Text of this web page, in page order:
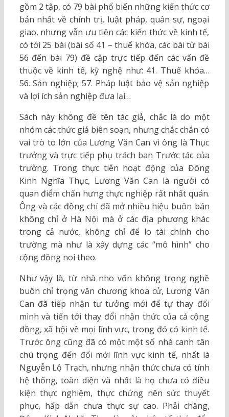
gồm 2 tập, có 79 bài phổ biến những kiến thức cơ
bản nhất về chính trị, luật pháp, quân sự, ngoại
giao, nhưng vẫn ưu tiên các kiến thức về kinh tế,
có tới 25 bài (bài số 41 – thuế khóa, các bài từ bài
56 đến bài 79) đề cập trực tiếp đến các vấn đề
thuộc về kinh tế, kỹ nghệ như: 41. Thuế khóa…
56. Sản nghiệp; 57. Pháp luật bảo vệ sản nghiệp
và lợi ích sản nghiệp đưa lại…
Sách này không đề tên tác giả, chắc là do một
nhóm các thức giả biên soạn, nhưng chắc chắn có
vai trò to lớn của Lương Văn Can vì ông là Thục
trưởng và trực tiếp phụ trách ban Trước tác của
trường. Trong thực tiễn hoạt động của Đông
Kinh Nghĩa Thục, Lương Văn Can là người có
quan điểm chấn hưng thực nghiệp rất nhất quán.
Ông và các đồng chí đã mở nhiều hiệu buôn bán
không chỉ ở Hà Nội mà ở các địa phương khác
trong cả nước, không chỉ để lo tài chính cho
trường mà như là xây dựng các “mô hình” cho
cộng đồng noi theo.
Như vậy là, từ nhà nho vốn không trọng nghề
buôn chỉ trọng văn chương khoa cử, Lương Văn
Can đã tiếp nhận tư tưởng mới để tự thay đổi
mình và tiến tới thay đổi nhận thức của cả cộng
đồng, xã hội về mọi lĩnh vực, trong đó có kinh tế.
Trước ông cũng đã có một một số nhà canh tân
chú trọng đến đổi mới lĩnh vực kinh tế, nhất là
Nguyễn Lộ Trạch, nhưng nhận thức chưa có tính
hệ thống, toàn diện và nhất là họ chưa có điều
kiện thực nghiệm, thực chứng nên sức thuyết
phục, hấp dẫn chưa thực sự cao. Phải chăng,